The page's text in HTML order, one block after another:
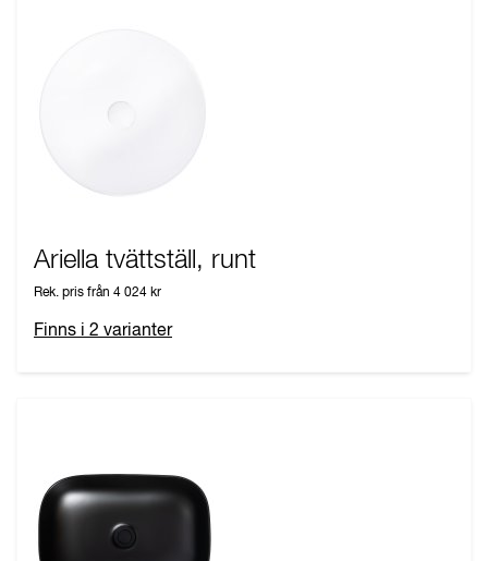
Ariella tvättställ, runt
Rek. pris från 4 024 kr
Finns i 2 varianter